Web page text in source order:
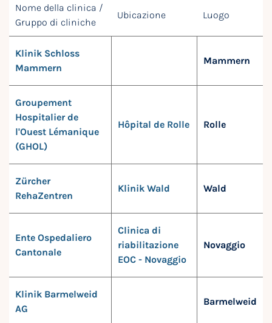
Nome della clinica /
Gruppo di cliniche
Ubicazione Luogo
Klinik Schloss
Mammern
Mammern
Groupement
Hospitalier de
l'Ouest Lémanique
(GHOL)
Hôpital de Rolle Rolle
Zürcher
RehaZentren
Klinik Wald Wald
Ente Ospedaliero
Cantonale
Clinica di
riabilitazione
EOC - Novaggio
Novaggio
Klinik Barmelweid
AG
Barmelweid